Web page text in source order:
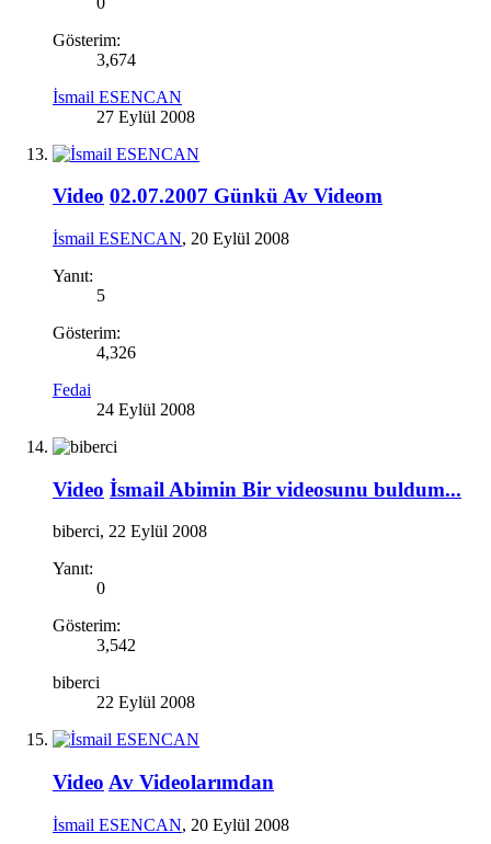
Gösterim:
3,674
İsmail ESENCAN
27 Eylül 2008
Video 02.07.2007 Günkü Av Videom
İsmail ESENCAN, 20 Eylül 2008
Yanıt:
5
Gösterim:
4,326
Fedai
24 Eylül 2008
Video İsmail Abimin Bir videosunu buldum...
biberci, 22 Eylül 2008
Yanıt:
0
Gösterim:
3,542
biberci
22 Eylül 2008
Video Av Videolarımdan
İsmail ESENCAN, 20 Eylül 2008